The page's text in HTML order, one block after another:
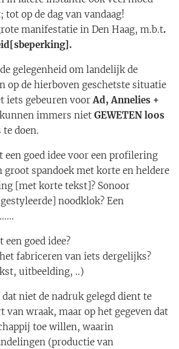
tot op de dag van vandaag!
manifestatie in Den Haag, m.b.t.
gelegenheid om landelijk de
op de hierboven geschetste situatie
iets gebeuren voorAd, Annelies +
immers niet GEWETEN loos
doen.
een goed idee voor een profilering
groot spandoek met korte en heldere
[met korte tekst]? Sonoor
noodklok? Een
een goed idee?
fabriceren van iets dergelijks?
uitbeelding, ..)
niet de nadruk gelegd dient te
van wraak, maar op het gegeven dat
toe willen, waarin
(productie van